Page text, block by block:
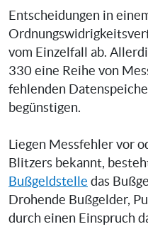
Entscheidungen in
vom Einzelfall ab.
330 eine Reihe von
fehlenden
begünstigen.
Liegen Messfehler vor
Blitzers bekannt,
Bußgeldstelle das
Drohende Bußgelder,
durch einen Einspruch